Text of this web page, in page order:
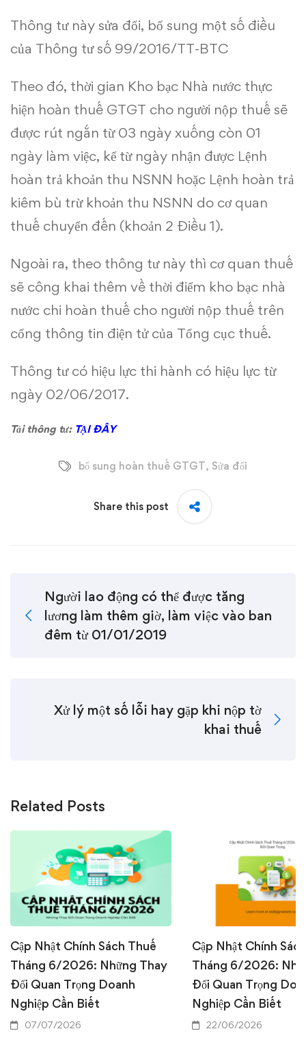
Thông tư này sửa đổi, bổ sung một số điều
của Thông tư số 99/2016/TT-BTC
Theo đó, thời gian Kho bạc Nhà nước thực
hiện hoàn thuế GTGT cho người nộp thuế sẽ
được rút ngắn từ 03 ngày xuống còn 01
ngày làm việc, kể từ ngày nhận được Lệnh
hoàn trả khoản thu NSNN hoặc Lệnh hoàn trả
kiêm bù trừ khoản thu NSNN do cơ quan
thuế chuyển đến (khoản 2 Điều 1).
Ngoài ra, theo thông tư này thì cơ quan thuế
sẽ công khai thêm về thời điểm kho bạc nhà
nước chi hoàn thuế cho người nộp thuế trên
cổng thông tin điện tử của Tổng cục thuế.
Thông tư có hiệu lực thi hành có hiệu lực từ
ngày 02/06/2017.
Tải thông tư: TẠI ĐÂY
bổ sung hoàn thuế GTGT, Sửa đổi
Share this post
Người lao động có thể được tăng
lương làm thêm giờ, làm việc vào ban
đêm từ 01/01/2019
Xử lý một số lỗi hay gặp khi nộp tờ
khai thuế
Related Posts
Cập Nhật Chính Sách Thuế
Tháng 6/2026: Những Thay
Đổi Quan Trọng Doanh
Nghiệp Cần Biết
07/07/2026
Cập Nhật Chính
Tháng 6/2026:
Đổi Quan Trọng
Nghiệp Cần Biết
22/06/2026